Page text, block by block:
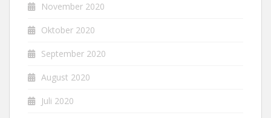
November 2020
Oktober 2020
September 2020
August 2020
Juli 2020